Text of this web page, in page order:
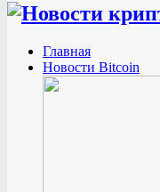
Главная
Новости Bitcoin